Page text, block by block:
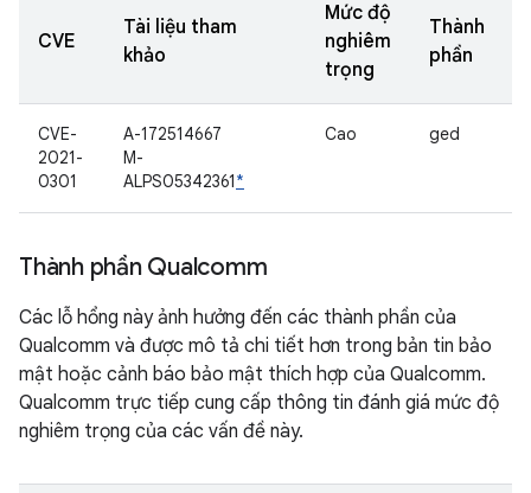
CVE
Tài liệu tham
khảo
Mức độ
nghiêm
trọng
Thành
phần
CVE-
2021-
0301
A-172514667
M-
ALPS05342361*
Cao ged
Thành phần Qualcomm
Các lỗ hổng này ảnh hưởng đến các thành phần của
Qualcomm và được mô tả chi tiết hơn trong bản tin bảo
mật hoặc cảnh báo bảo mật thích hợp của Qualcomm.
Qualcomm trực tiếp cung cấp thông tin đánh giá mức độ
nghiêm trọng của các vấn đề này.